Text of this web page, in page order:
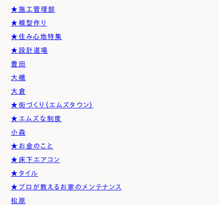
★施工管理部
★模型作り
★住み心地特集
★設計道場
豊田
大橋
大倉
★街づくり（エムズタウン）
★エムズな制度
小森
★お金のこと
★床下エアコン
★タイル
★プロが教えるお家のメンテナンス
松原